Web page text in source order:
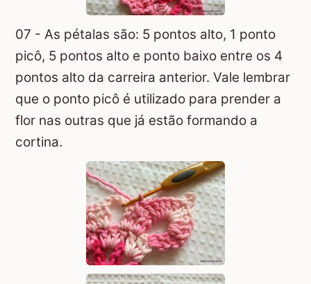
07 - As pétalas são: 5 pontos alto, 1 ponto
picô, 5 pontos alto e ponto baixo entre os 4
pontos alto da carreira anterior. Vale lembrar
que o ponto picô é utilizado para prender a
flor nas outras que já estão formando a
cortina.